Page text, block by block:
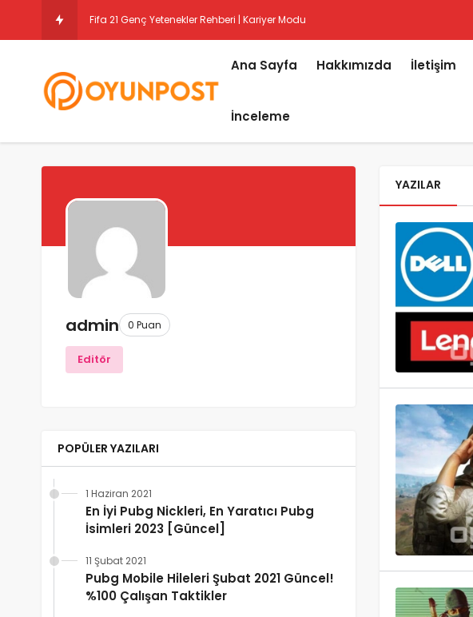
Fifa 21 Genç Yetenekler Rehberi | Kariyer Modu
Ana Sayfa Hakkımızda İletişim
İnceleme
admin 0 Puan
Editör
POPÜLER YAZILARI
En İyi Pubg Nickleri, En Yaratıcı Pubg
İsimleri 2023 [Güncel]
1 Haziran 2021
Pubg Mobile Hileleri Şubat 2021 Güncel!
%100 Çalışan Taktikler
11 Şubat 2021
YAZILAR